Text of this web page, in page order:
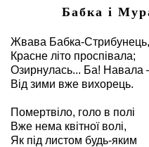
Бабка і
Жвава Бабка-Стрибунець,
Красне літо проспівала;
Озирнулась... Ба! Навала
Від зими вже вихорець.
Помертвіло, голо в полі
Вже нема квітної волі,
Як під листом будь-яким